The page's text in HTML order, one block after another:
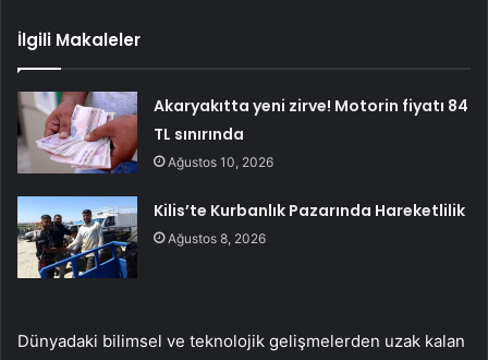
İlgili Makaleler
Akaryakıtta yeni zirve! Motorin fiyatı 84
TL sınırında
Ağustos 10, 2026
Kilis’te Kurbanlık Pazarında Hareketlilik
Ağustos 8, 2026
Dünyadaki bilimsel ve teknolojik gelişmelerden uzak kalan